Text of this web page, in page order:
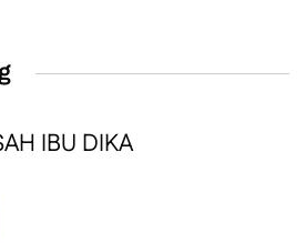
IBU DIKA